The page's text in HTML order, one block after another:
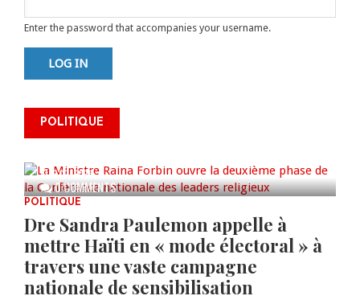
Enter the password that accompanies your username.
POLITIQUE
0 COMMENTS
La Ministre Raina Forbin ouvre
Conférence nationale des
leaders religieux dans le Grand
AUG 07, 2026
POLITIQUE
Dre Sandra Paulemon appelle à
mettre Haïti en « mode électoral » à
travers une vaste campagne
nationale de sensibilisation